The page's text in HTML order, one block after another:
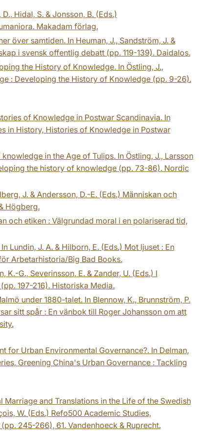
Hidal, S. & Jonsson, B. (Eds.)
Makadam förlag.
över samtiden. In Heuman, J., Sandström, J. &
i svensk offentlig debatt (pp. 119-139). Daidalos.
the History of Knowledge. In Östling, J.,
: Developing the History of Knowledge (pp. 9-26).
of Knowledge in Postwar Scandinavia. In
in History, Histories of Knowledge in Postwar
in the Age of Tulips. In Östling, J., Larsson
the history of knowledge (pp. 73-86). Nordic
J. & Andersson, D.-E. (Eds.) Människan och
Högberg.
och etiken : Välgrundad moral i en polariserad tid,
Lundin, J. A. & Hilborn, E. (Eds.) Mot ljuset : En
Arbetarhistoria/Big Bad Books.
G., Severinsson, E. & Zander, U. (Eds.) I
197-216). Historiska Media.
under 1880-talet. In Blennow, K., Brunnström, P.
sitt spår : En vänbok till Roger Johansson om att
for Urban Environmental Governance?. In Delman,
Greening China's Urban Governance : Tackling
and Translations in the Life of the Swedish
W. (Eds.) Refo500 Academic Studies,
245-266), 61. Vandenhoeck & Ruprecht.